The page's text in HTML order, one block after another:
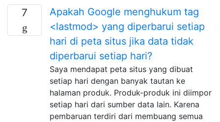
7
Apakah Google menghukum tag
<lastmod> yang diperbarui setiap
hari di peta situs jika data tidak
diperbarui setiap hari?
Saya mendapat peta situs yang dibuat
setiap hari dengan banyak tautan ke
halaman produk. Produk-produk ini diimpor
setiap hari dari sumber data lain. Karena
pembaruan terdiri dari membuang semua